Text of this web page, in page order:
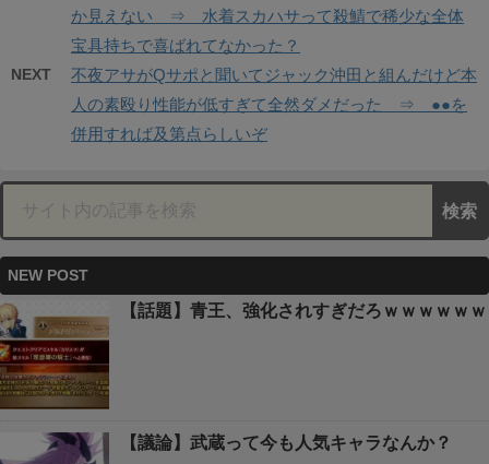
か見えない ⇒ 水着スカハサって殺鯖で稀少な全体
宝具持ちで喜ばれてなかった？
NEXT
不夜アサがQサポと聞いてジャック沖田と組んだけど本
人の素殴り性能が低すぎて全然ダメだった ⇒ ●●を
併用すれば及第点らしいぞ
NEW POST
【話題】青王、強化されすぎだろｗｗｗｗｗｗ
【議論】武蔵って今も人気キャラなんか？